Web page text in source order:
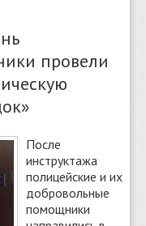
Найти
провели
После
инструктажа
полицейские и их
добровольные
помощники